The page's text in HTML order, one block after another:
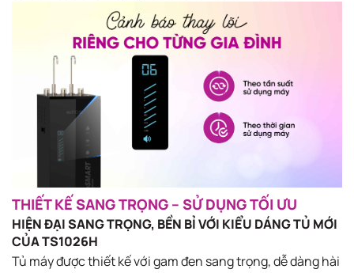
THIẾT KẾ SANG TRỌNG – SỬ DỤNG TỐI ƯU​
HIỆN ĐẠI SANG TRỌNG, BỀN BỈ VỚI KIỂU DÁNG TỦ MỚI
CỦA TS1026H
Tủ máy được thiết kế với gam đen sang trọng, dễ dàng hài